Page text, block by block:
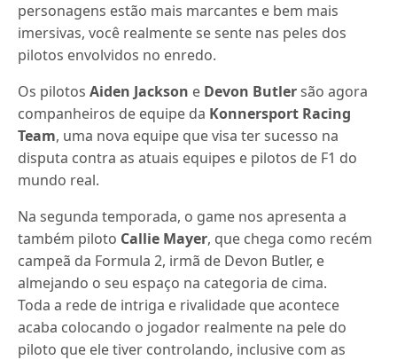
personagens estão mais marcantes e bem mais
imersivas, você realmente se sente nas peles dos
pilotos envolvidos no enredo.
Os pilotosAiden Jackson e Devon Butlersão agora
companheiros de equipe da Konnersport Racing
Team, uma nova equipe que visa ter sucesso na
disputa contra as atuais equipes e pilotos de F1 do
mundo real.
Na segunda temporada, o game nos apresenta a
também piloto Callie Mayer, que chega como recém
campeã da Formula 2, irmã de Devon Butler, e
almejando o seu espaço na categoria de cima.
Toda a rede de intriga e rivalidade que acontece
acaba colocando o jogador realmente na pele do
piloto que ele tiver controlando, inclusive com as